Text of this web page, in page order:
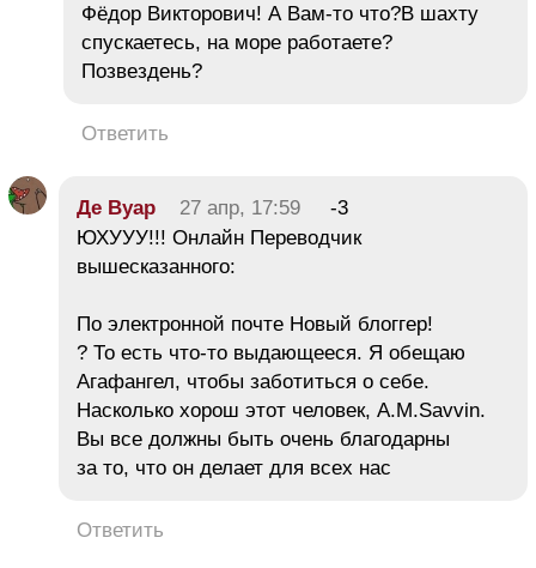
Фёдор Викторович! А Вам-то что?В шахту
спускаетесь, на море работаете?
Позвездень?
Ответить
Де Вуар 27 апр, 17:59
-3
ЮХУУУ!!! Онлайн Переводчик
вышесказанного:
По электронной почте Новый блоггер!
? То есть что-то выдающееся. Я обещаю
Агафангел, чтобы заботиться о себе.
Насколько хорош этот человек, A.M.Savvin.
Вы все должны быть очень благодарны
за то, что он делает для всех нас
Ответить